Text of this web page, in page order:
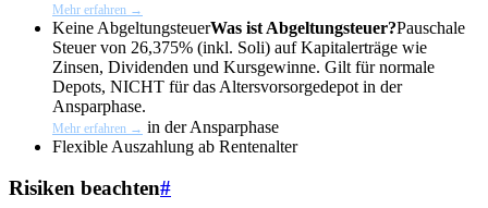
Mehr erfahren →
Keine AbgeltungsteuerWas ist Abgeltungsteuer?Pauschale
Steuer von 26,375% (inkl. Soli) auf Kapitalerträge wie
Zinsen, Dividenden und Kursgewinne. Gilt für normale
Depots, NICHT für das Altersvorsorgedepot in der
Ansparphase.
Mehr erfahren → in der Ansparphase
Flexible Auszahlung ab Rentenalter
Risiken beachten#